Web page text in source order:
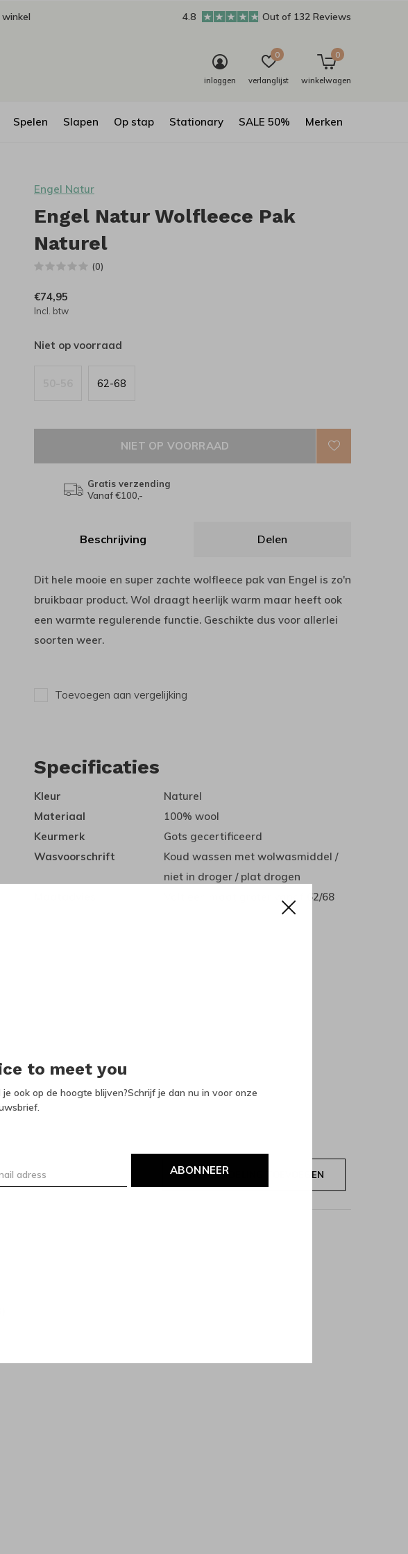
to meet you
ook op de hoogte blijven?Schrijf je dan nu in voor onze
ABONNEER
Spelen Slapen Op stap Stationary SALE 50% Merken
inloggen verlanglijst
0
winkelwagen
0
4.8 Out of 132 Reviews
Engel Natur
Engel Natur Wolfleece Pak
Naturel
(0)
€74,95
Incl. btw
Niet op voorraad
62-68
NIET OP VOORRAAD
Gratis verzending
Vanaf €100,-
Beschrijving Delen
Dit hele mooie en super zachte wolfleece pak van Engel is zo'n
bruikbaar product. Wol draagt heerlijk warm maar heeft ook
een warmte regulerende functie. Geschikte dus voor allerlei
soorten weer.
Toevoegen aan vergelijking
Specificaties
Kleur
Naturel
Materiaal
100% wool
Keurmerk
Gots gecertificeerd
Wasvoorschrift
Koud wassen met wolwasmiddel /
niet in droger / plat drogen
Valt een maat groter vanaf 62/68
JE BEOORDELING TOEVOEGEN